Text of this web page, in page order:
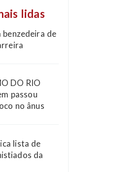
lidas
benzedeira de
DO RIO
passou
no ânus
lista de
da